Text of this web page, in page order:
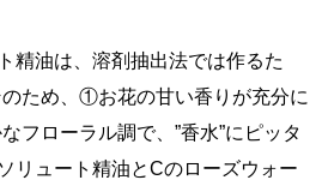
精油は、溶剤抽出法では作るた
ため、①お花の甘い香りが充分に
フローラル調で、”香水”にピッタ
リュート精油とCのローズウォー